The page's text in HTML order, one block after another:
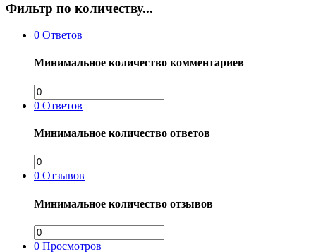
Фильтр по количеству...
0 Ответов
Минимальное количество комментариев
0 Ответов
Минимальное количество ответов
0 Отзывов
Минимальное количество отзывов
0 Просмотров